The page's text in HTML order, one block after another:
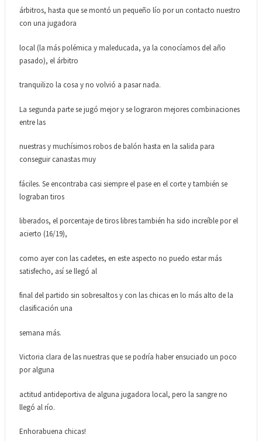
árbitros, hasta que se montó un pequeño lío por un contacto nuestro
con una jugadora
local (la más polémica y maleducada, ya la conocíamos del año
pasado), el árbitro
tranquilizo la cosa y no volvió a pasar nada.
La segunda parte se jugó mejor y se lograron mejores combinaciones
entre las
nuestras y muchísimos robos de balón hasta en la salida para
conseguir canastas muy
fáciles. Se encontraba casi siempre el pase en el corte y también se
lograban tiros
liberados, el porcentaje de tiros libres también ha sido increíble por el
acierto (16/19),
como ayer con las cadetes, en este aspecto no puedo estar más
satisfecho, así se llegó al
final del partido sin sobresaltos y con las chicas en lo más alto de la
clasificación una
semana más.
Victoria clara de las nuestras que se podría haber ensuciado un poco
por alguna
actitud antideportiva de alguna jugadora local, pero la sangre no
llegó al río.
Enhorabuena chicas!